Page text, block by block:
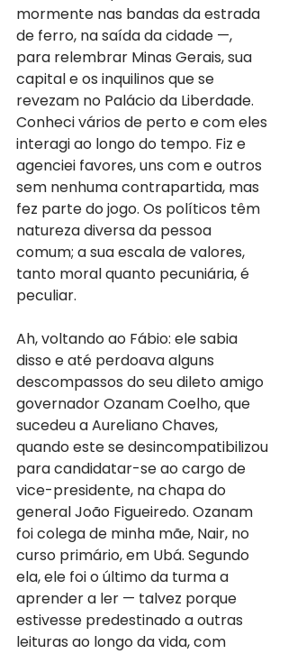
mormente nas bandas da estrada
de ferro, na saída da cidade —,
para relembrar Minas Gerais, sua
capital e os inquilinos que se
revezam no Palácio da Liberdade.
Conheci vários de perto e com eles
interagi ao longo do tempo. Fiz e
agenciei favores, uns com e outros
sem nenhuma contrapartida, mas
fez parte do jogo. Os políticos têm
natureza diversa da pessoa
comum; a sua escala de valores,
tanto moral quanto pecuniária, é
peculiar.
Ah, voltando ao Fábio: ele sabia
disso e até perdoava alguns
descompassos do seu dileto amigo
governador Ozanam Coelho, que
sucedeu a Aureliano Chaves,
quando este se desincompatibilizou
para candidatar-se ao cargo de
vice-presidente, na chapa do
general João Figueiredo. Ozanam
foi colega de minha mãe, Nair, no
curso primário, em Ubá. Segundo
ela, ele foi o último da turma a
aprender a ler — talvez porque
estivesse predestinado a outras
leituras ao longo da vida, com